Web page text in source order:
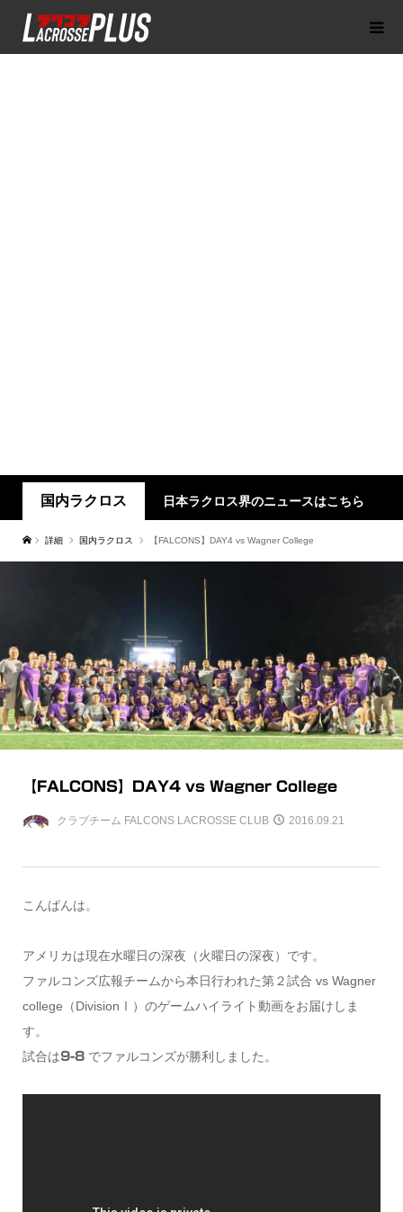
国内ラクロス 日本ラクロス界のニュースはこちら
詳細 国内ラクロス 【FALCONS】DAY4 vs Wagner College
【FALCONS】DAY4 vs Wagner College
クラブチーム FALCONS LACROSSE CLUB 2016.09.21
こんばんは。
アメリカは現在水曜日の深夜（火曜日の深夜）です。
ファルコンズ広報チームから本日行われた第２試合 vs Wagner
college（DivisionⅠ）のゲームハイライト動画をお届けしま
す。
試合は9-8でファルコンズが勝利しました。